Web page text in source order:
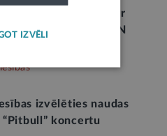
pamatproduktiem ir
tirgotāji PVN
korekti
izvēlēties naudas
koncertu
IZVĒLI